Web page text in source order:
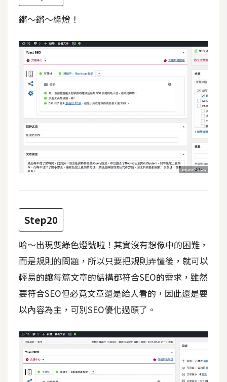
鏘～鏘～綠燈！
Step20
哈～出現雙綠色燈號啦！其實沒有想像中的困難，
而是規則的問題，所以只要把規則弄懂後，就可以
輕易的讓每篇文章的結構都符合SEO的需求，雖然
要符合SEO但必竟文章還是給人看的，因此還是要
以內容為主，可別SEO優化過頭了。